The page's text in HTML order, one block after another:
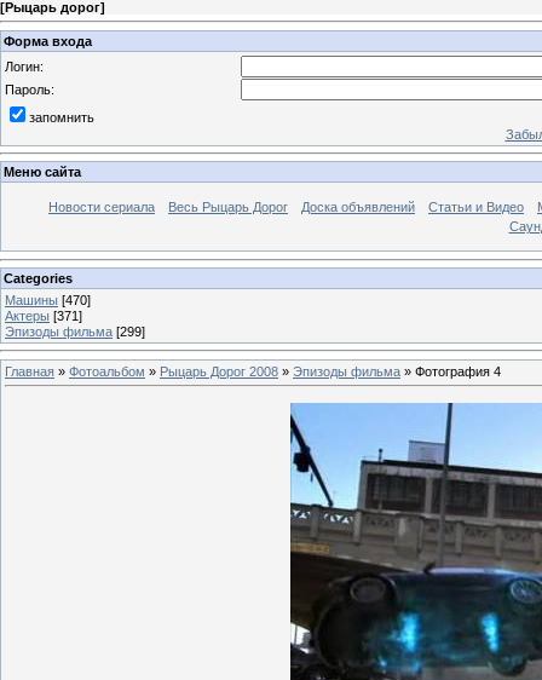
[Рыцарь дорог]
Форма входа
Логин:
Пароль:
запомнить
Меню сайта
Новости сериала Весь Рыцарь Дорог Доска объявлений Статьи и Видео
Categories
Машины [470]
Актеры [371]
Эпизоды фильма [299]
Главная » Фотоальбом » Рыцарь Дорог 2008 » Эпизоды фильма » Фотография 4